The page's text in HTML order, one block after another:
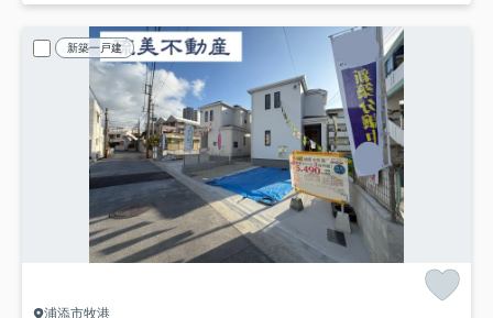
新築一戸建
浦添市牧港